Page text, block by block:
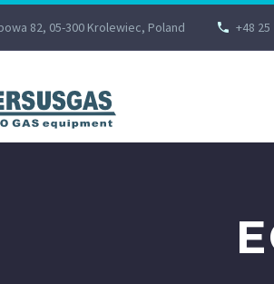
82, 05-300 Krolewiec, Poland +48 25